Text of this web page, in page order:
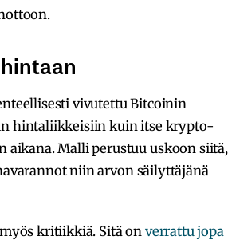
vivutettu Bitcoinin
hintaliikkeisiin kuin itse krypto-
aikana. Malli perustuu uskoon siitä,
niin arvon säilyttäjänä
kritiikkiä. Sitä on verrattu jopa